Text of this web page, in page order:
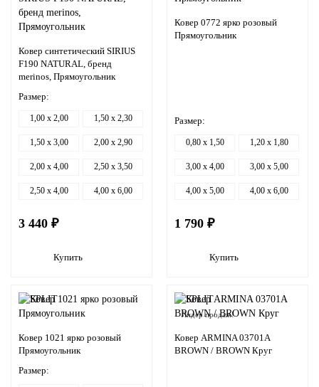
Ковер синтетический SIRIUS
F190 NATURAL, бренд
merinos, Прямоугольник
Размер:
1,00 x 2,00 1,50 x 2,30
1,50 x 3,00 2,00 x 2,90
2,00 x 4,00 2,50 x 3,50
2,50 x 4,00 4,00 x 6,00
3 440 ₽
Купить
Ковер 0772 ярко розовый
Прямоугольник
Размер:
0,80 x 1,50 1,20 x 1,80
3,00 x 4,00 3,00 x 5,00
4,00 x 5,00 4,00 x 6,00
1 790 ₽
Купить
Ковер 1021 ярко розовый
Прямоугольник
Размер:
Лидер продаж!
Ковер ARMINA 03701A
BROWN / BROWN Круг